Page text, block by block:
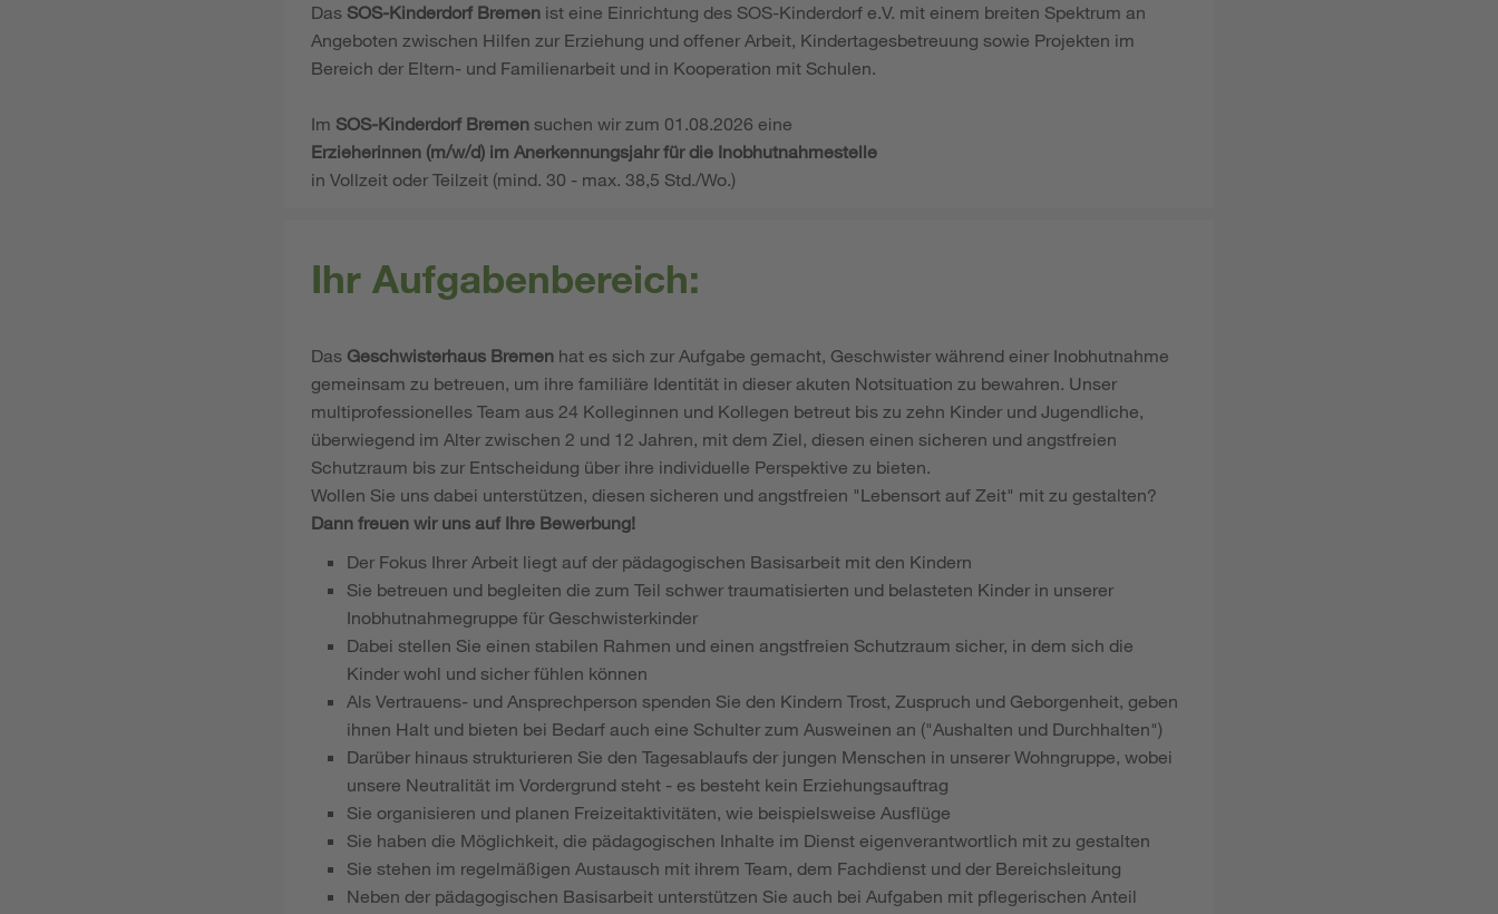
Das SOS-Kinderdorf Bremen ist eine Einrichtung des SOS-Kinderdorf e.V. mit einem breiten Spektrum an
Angeboten zwischen Hilfen zur Erziehung und offener Arbeit, Kindertagesbetreuung sowie Projekten im
Bereich der Eltern- und Familienarbeit und in Kooperation mit Schulen.
Im SOS-Kinderdorf Bremen suchen wir zum 01.08.2026 eine
Erzieherinnen (m/w/d) im Anerkennungsjahr für die Inobhutnahmestelle
in Vollzeit oder Teilzeit (mind. 30 - max. 38,5 Std./Wo.)
Ihr Aufgabenbereich:
Das Geschwisterhaus Bremen hat es sich zur Aufgabe gemacht, Geschwister während einer Inobhutnahme
gemeinsam zu betreuen, um ihre familiäre Identität in dieser akuten Notsituation zu bewahren. Unser
multiprofessionelles Team aus 24 Kolleginnen und Kollegen betreut bis zu zehn Kinder und Jugendliche,
überwiegend im Alter zwischen 2 und 12 Jahren, mit dem Ziel, diesen einen sicheren und angstfreien
Schutzraum bis zur Entscheidung über ihre individuelle Perspektive zu bieten.
Wollen Sie uns dabei unterstützen, diesen sicheren und angstfreien "Lebensort auf Zeit" mit zu gestalten?
Dann freuen wir uns auf Ihre Bewerbung!
Der Fokus Ihrer Arbeit liegt auf der pädagogischen Basisarbeit mit den Kindern
Sie betreuen und begleiten die zum Teil schwer traumatisierten und belasteten Kinder in unserer
Inobhutnahmegruppe für Geschwisterkinder
Dabei stellen Sie einen stabilen Rahmen und einen angstfreien Schutzraum sicher, in dem sich die
Kinder wohl und sicher fühlen können
Als Vertrauens- und Ansprechperson spenden Sie den Kindern Trost, Zuspruch und Geborgenheit, geben
ihnen Halt und bieten bei Bedarf auch eine Schulter zum Ausweinen an ("Aushalten und Durchhalten")
Darüber hinaus strukturieren Sie den Tagesablaufs der jungen Menschen in unserer Wohngruppe, wobei
unsere Neutralität im Vordergrund steht - es besteht kein Erziehungsauftrag
Sie organisieren und planen Freizeitaktivitäten, wie beispielsweise Ausflüge
Sie haben die Möglichkeit, die pädagogischen Inhalte im Dienst eigenverantwortlich mit zu gestalten
Sie stehen im regelmäßigen Austausch mit ihrem Team, dem Fachdienst und der Bereichsleitung
Neben der pädagogischen Basisarbeit unterstützen Sie auch bei Aufgaben mit pflegerischen Anteil